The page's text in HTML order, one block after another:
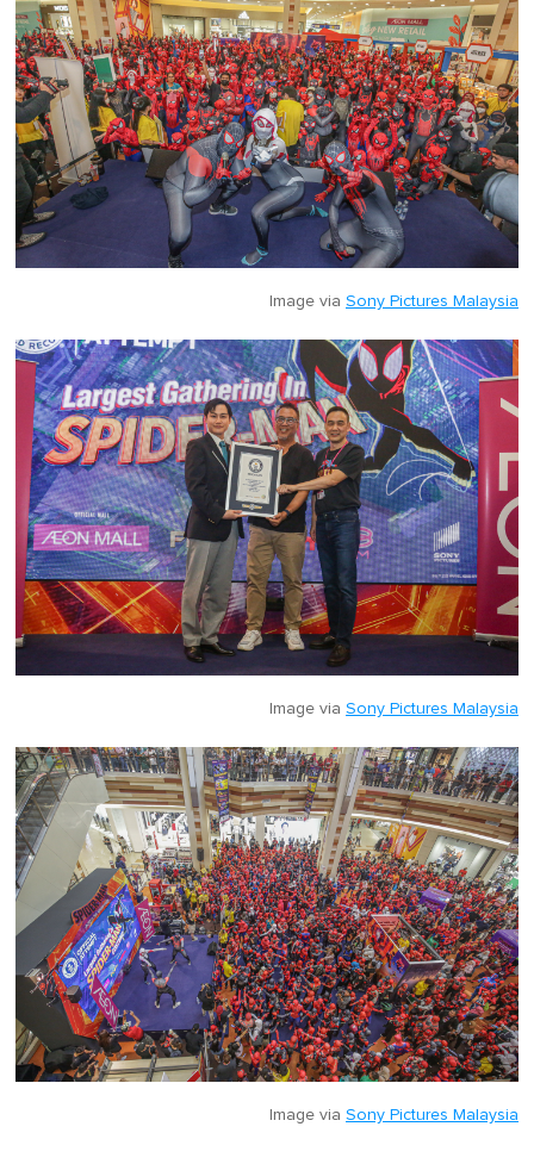
Image via Sony Pictures Malaysia
Image via Sony Pictures Malaysia
Image via Sony Pictures Malaysia